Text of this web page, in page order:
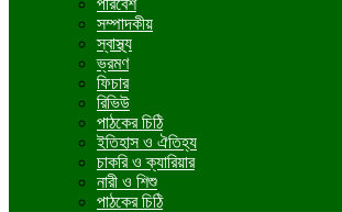
পরিবেশ
সম্পাদকীয়
স্বাস্থ্য
ভ্রমণ
ফিচার
রিভিউ
পাঠকের চিঠি
ইতিহাস ও ঐতিহ্য
চাকরি ও ক্যারিয়ার
নারী ও শিশু
পাঠকের চিঠি